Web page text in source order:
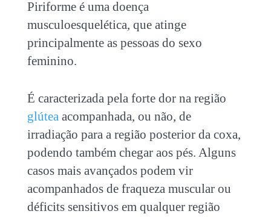
Piriforme é uma doença
musculoesquelética, que atinge
principalmente as pessoas do sexo
feminino.
É caracterizada pela forte dor na região
glúteaacompanhada, ou não, de
irradiação para a região posterior da coxa,
podendo também chegar aos pés. Alguns
casos mais avançados podem vir
acompanhados de fraqueza muscular ou
déficits sensitivos em qualquer região